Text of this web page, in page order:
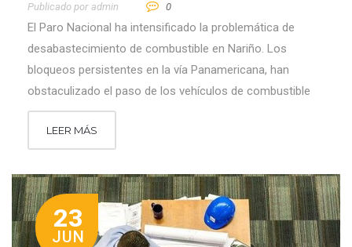
Publicado por Admin 0
El Paro Nacional ha intensificado la problemática de
desabastecimiento de combustible en Nariño. Los
bloqueos persistentes en la vía Panamericana, han
obstaculizado el paso de los vehículos de combustible
LEER MÁS
23
JUN